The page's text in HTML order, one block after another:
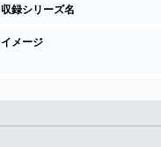
収録シリーズ名
イメージ